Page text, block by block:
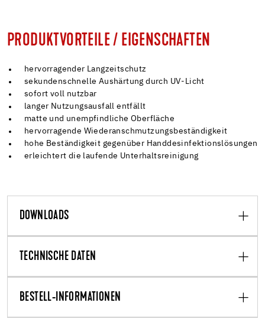
PRODUKTVORTEILE / EIGENSCHAFTEN
hervorragender Langzeitschutz
sekundenschnelle Aushärtung durch UV-Licht
sofort voll nutzbar
langer Nutzungsausfall entfällt
matte und unempfindliche Oberfläche
hervorragende Wiederanschmutzungsbeständigkeit
hohe Beständigkeit gegenüber Handdesinfektionslösungen
erleichtert die laufende Unterhaltsreinigung
DOWNLOADS
TECHNISCHE DATEN
BESTELL-INFORMATIONEN